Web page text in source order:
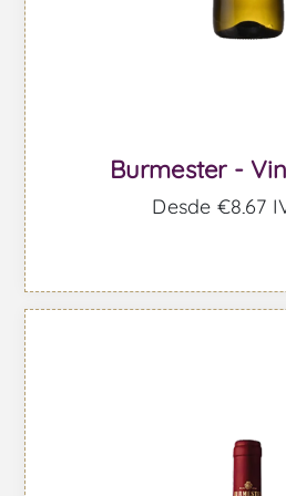
Burmester -
Desde €8,67